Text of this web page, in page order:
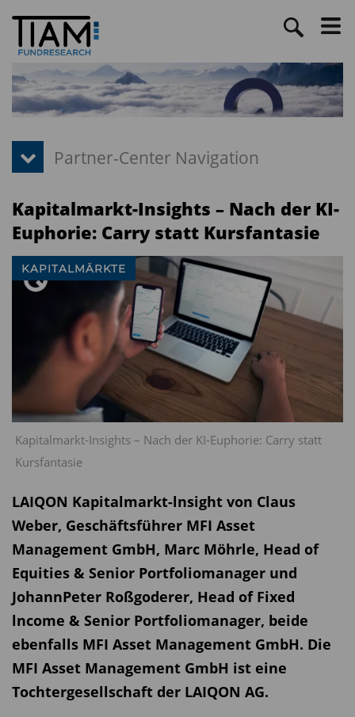
Kapitalmarkt-Insights – Nach der KI-
Euphorie: Carry statt Kursfantasie
Kapitalmarkt-Insights – Nach der KI-Euphorie: Carry statt
Kursfantasie
KAPITALMÄRKTE
LAIQON Kapitalmarkt-lnsight von Claus
Weber, Geschäftsführer MFI Asset
Management GmbH, Marc Möhrle, Head of
Equities & Senior Portfoliomanager und
Johann­Peter Roßgoderer, Head of Fixed
lncome & Senior Portfoliomanager, beide
ebenfalls MFI Asset Management GmbH. Die
MFI Asset Management GmbH ist eine
Tochtergesellschaft der LAIQON AG.